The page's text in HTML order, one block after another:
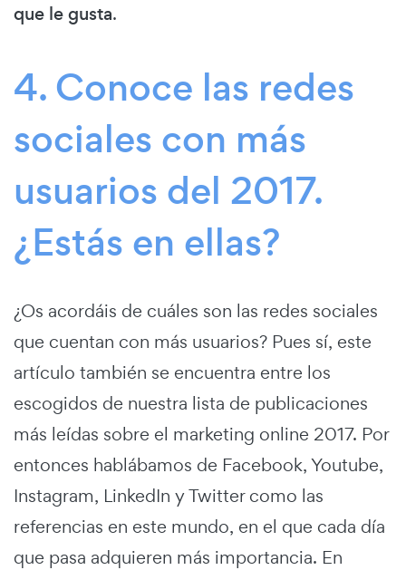
que le gusta.
4. Conoce las redes
sociales con más
usuarios del 2017.
¿Estás en ellas?
¿Os acordáis de cuáles son las redes sociales
que cuentan con más usuarios? Pues sí, este
artículo también se encuentra entre los
escogidos de nuestra lista de publicaciones
más leídas sobre el marketing online 2017. Por
entonces hablábamos de Facebook, Youtube,
Instagram, LinkedIn y Twitter como las
referencias en este mundo, en el que cada día
que pasa adquieren más importancia. En